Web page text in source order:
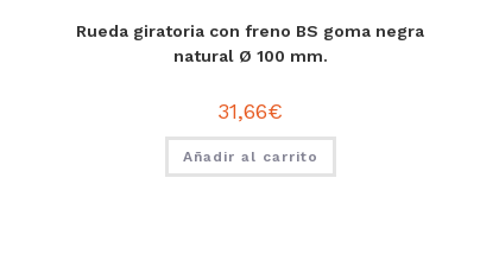
Rueda giratoria con freno BS goma negra
natural Ø 100 mm.
31,66€
Añadir al carrito